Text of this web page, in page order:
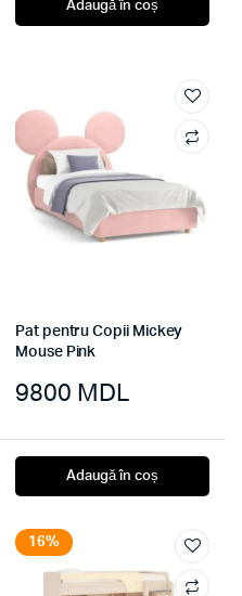
Adaugă în coș
inițial
fost:
8220 MDL.
curent
este:
6950 MDL.
Pat pentru Copii Mickey
Mouse Pink
9800 MDL
Adaugă în coș
16%